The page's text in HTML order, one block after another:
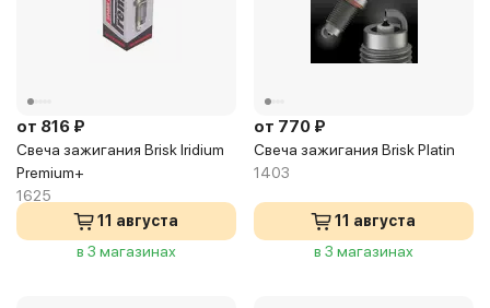
от 816 ₽
Свеча зажигания Brisk Iridium
Premium+
1625
11 августа
в 3 магазинах
от 770 ₽
Свеча зажигания Brisk Platin
1403
11 августа
в 3 магазинах